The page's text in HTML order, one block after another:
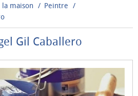
la maison
Peintre
Gil Caballero